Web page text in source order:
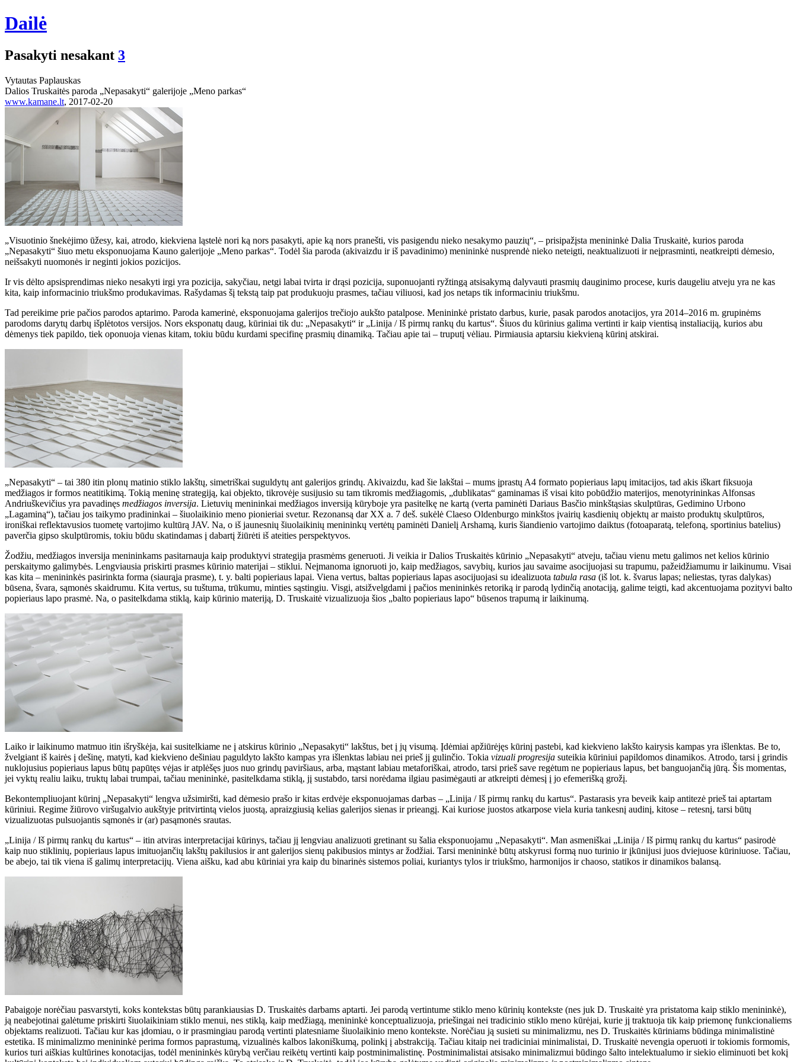
Dailė
Pasakyti nesakant 3
Vytautas Paplauskas
Dalios Truskaitės paroda „Nepasakyti“ galerijoje „Meno parkas“
www.kamane.lt, 2017-02-20
„Visuotinio šnekėjimo ūžesy, kai, atrodo, kiekviena ląstelė nori ką nors pasakyti, apie ką nors pranešti, vis pasigendu nieko nesakymo pauzių“, – prisipažįsta menininkė Dalia Truskaitė, kurios paroda
„Nepasakyti“ šiuo metu eksponuojama Kauno galerijoje „Meno parkas“. Todėl šia paroda (akivaizdu ir iš pavadinimo) menininkė nusprendė nieko neteigti, neaktualizuoti ir neįprasminti, neatkreipti dėmesio,
neišsakyti nuomonės ir neginti jokios pozicijos.
Ir vis dėlto apsisprendimas nieko nesakyti irgi yra pozicija, sakyčiau, netgi labai tvirta ir drąsi pozicija, suponuojanti ryžtingą atsisakymą dalyvauti prasmių dauginimo procese, kuris daugeliu atveju yra ne kas
kita, kaip informacinio triukšmo produkavimas. Rašydamas šį tekstą taip pat produkuoju prasmes, tačiau viliuosi, kad jos netaps tik informaciniu triukšmu.
Tad pereikime prie pačios parodos aptarimo. Paroda kamerinė, eksponuojama galerijos trečiojo aukšto patalpose. Menininkė pristato darbus, kurie, pasak parodos anotacijos, yra 2014–2016 m. grupinėms
parodoms darytų darbų išplėtotos versijos. Nors eksponatų daug, kūriniai tik du: „Nepasakyti“ ir „Linija / Iš pirmų rankų du kartus“. Šiuos du kūrinius galima vertinti ir kaip vientisą instaliaciją, kurios abu
dėmenys tiek papildo, tiek oponuoja vienas kitam, tokiu būdu kurdami specifinę prasmių dinamiką. Tačiau apie tai – truputį vėliau. Pirmiausia aptarsiu kiekvieną kūrinį atskirai.
„Nepasakyti“ – tai 380 itin plonų matinio stiklo lakštų, simetriškai suguldytų ant galerijos grindų. Akivaizdu, kad šie lakštai – mums įprastų A4 formato popieriaus lapų imitacijos, tad akis iškart fiksuoja
medžiagos ir formos neatitikimą. Tokią meninę strategiją, kai objekto, tikrovėje susijusio su tam tikromis medžiagomis, „dublikatas“ gaminamas iš visai kito pobūdžio materijos, menotyrininkas Alfonsas
Andriuškevičius yra pavadinęs medžiagos inversija. Lietuvių menininkai medžiagos inversiją kūryboje yra pasitelkę ne kartą (verta paminėti Dariaus Basčio minkštąsias skulptūras, Gedimino Urbono
„Lagaminą“), tačiau jos taikymo pradininkai – šiuolaikinio meno pionieriai svetur. Rezonansą dar XX a. 7 deš. sukėlė Claeso Oldenburgo minkštos įvairių kasdienių objektų ar maisto produktų skulptūros,
ironiškai reflektavusios tuometę vartojimo kultūrą JAV. Na, o iš jaunesnių šiuolaikinių menininkų vertėtų paminėti Danielį Arshamą, kuris šiandienio vartojimo daiktus (fotoaparatą, telefoną, sportinius batelius)
paverčia gipso skulptūromis, tokiu būdu skatindamas į dabartį žiūrėti iš ateities perspektyvos.
Žodžiu, medžiagos inversija menininkams pasitarnauja kaip produktyvi strategija prasmėms generuoti. Ji veikia ir Dalios Truskaitės kūrinio „Nepasakyti“ atveju, tačiau vienu metu galimos net kelios kūrinio
perskaitymo galimybės. Lengviausia priskirti prasmes kūrinio materijai – stiklui. Neįmanoma ignoruoti jo, kaip medžiagos, savybių, kurios jau savaime asocijuojasi su trapumu, pažeidžiamumu ir laikinumu. Visai
kas kita – menininkės pasirinkta forma (siaurąja prasme), t. y. balti popieriaus lapai. Viena vertus, baltas popieriaus lapas asocijuojasi su idealizuota tabula rasa (iš lot. k. švarus lapas; neliestas, tyras dalykas)
būsena, švara, sąmonės skaidrumu. Kita vertus, su tuštuma, trūkumu, minties sąstingiu. Visgi, atsižvelgdami į pačios menininkės retoriką ir parodą lydinčią anotaciją, galime teigti, kad akcentuojama pozityvi balto
popieriaus lapo prasmė. Na, o pasitelkdama stiklą, kaip kūrinio materiją, D. Truskaitė vizualizuoja šios „balto popieriaus lapo“ būsenos trapumą ir laikinumą.
Laiko ir laikinumo matmuo itin išryškėja, kai susitelkiame ne į atskirus kūrinio „Nepasakyti“ lakštus, bet į jų visumą. Įdėmiai apžiūrėjęs kūrinį pastebi, kad kiekvieno lakšto kairysis kampas yra išlenktas. Be to,
žvelgiant iš kairės į dešinę, matyti, kad kiekvieno dešiniau paguldyto lakšto kampas yra išlenktas labiau nei prieš jį gulinčio. Tokia vizuali progresija suteikia kūriniui papildomos dinamikos. Atrodo, tarsi į grindis
nuklojusius popieriaus lapus būtų papūtęs vėjas ir atplėšęs juos nuo grindų paviršiaus, arba, mąstant labiau metaforiškai, atrodo, tarsi prieš save regėtum ne popieriaus lapus, bet banguojančią jūrą. Šis momentas,
jei vyktų realiu laiku, truktų labai trumpai, tačiau menininkė, pasitelkdama stiklą, jį sustabdo, tarsi norėdama ilgiau pasimėgauti ar atkreipti dėmesį į jo efemerišką grožį.
Bekontempliuojant kūrinį „Nepasakyti“ lengva užsimiršti, kad dėmesio prašo ir kitas erdvėje eksponuojamas darbas – „Linija / Iš pirmų rankų du kartus“. Pastarasis yra beveik kaip antitezė prieš tai aptartam
kūriniui. Regime žiūrovo viršugalvio aukštyje pritvirtintą vielos juostą, apraizgiusią kelias galerijos sienas ir prieangį. Kai kuriose juostos atkarpose viela kuria tankesnį audinį, kitose – retesnį, tarsi būtų
vizualizuotas pulsuojantis sąmonės ir (ar) pasąmonės srautas.
„Linija / Iš pirmų rankų du kartus“ – itin atviras interpretacijai kūrinys, tačiau jį lengviau analizuoti gretinant su šalia eksponuojamu „Nepasakyti“. Man asmeniškai „Linija / Iš pirmų rankų du kartus“ pasirodė
kaip nuo stiklinių, popieriaus lapus imituojančių lakštų pakilusios ir ant galerijos sienų pakibusios mintys ar žodžiai. Tarsi menininkė būtų atskyrusi formą nuo turinio ir įkūnijusi juos dviejuose kūriniuose. Tačiau,
be abejo, tai tik viena iš galimų interpretacijų. Viena aišku, kad abu kūriniai yra kaip du binarinės sistemos poliai, kuriantys tylos ir triukšmo, harmonijos ir chaoso, statikos ir dinamikos balansą.
Pabaigoje norėčiau pasvarstyti, koks kontekstas būtų parankiausias D. Truskaitės darbams aptarti. Jei parodą vertintume stiklo meno kūrinių kontekste (nes juk D. Truskaitė yra pristatoma kaip stiklo menininkė),
ją neabejotinai galėtume priskirti šiuolaikiniam stiklo menui, nes stiklą, kaip medžiagą, menininkė konceptualizuoja, priešingai nei tradicinio stiklo meno kūrėjai, kurie jį traktuoja tik kaip priemonę funkcionaliems
objektams realizuoti. Tačiau kur kas įdomiau, o ir prasmingiau parodą vertinti platesniame šiuolaikinio meno kontekste. Norėčiau ją susieti su minimalizmu, nes D. Truskaitės kūriniams būdinga minimalistinė
estetika. Iš minimalizmo menininkė perima formos paprastumą, vizualinės kalbos lakoniškumą, polinkį į abstrakciją. Tačiau kitaip nei tradiciniai minimalistai, D. Truskaitė nevengia operuoti ir tokiomis formomis,
kurios turi aiškias kultūrines konotacijas, todėl menininkės kūrybą verčiau reikėtų vertinti kaip postminimalistinę. Postminimalistai atsisako minimalizmui būdingo šalto intelektualumo ir siekio eliminuoti bet kokį